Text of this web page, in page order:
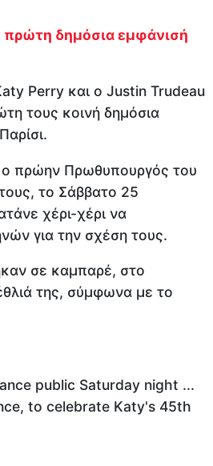
πρώτη δημόσια εμφάνισή
Perry και ο Justin Trudeau
τους κοινή δημόσια
ο πρώην Πρωθυπουργός του
το Σάββατο 25
χέρι-χέρι να
για την σχέση τους.
σε καμπαρέ, στο
της, σύμφωνα με το
public Saturday night ...
to celebrate Katy's 45th